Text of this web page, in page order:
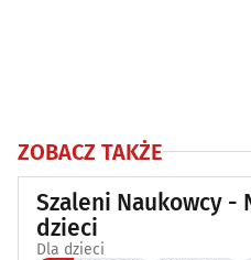
ZOBACZ TAKŻE
Szaleni Naukowcy -
dzieci
Dla dzieci